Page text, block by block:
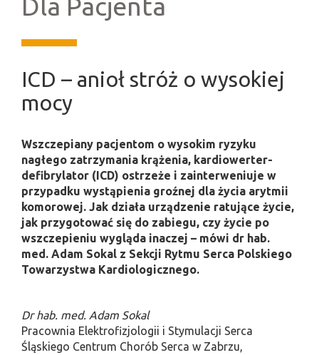
Dla Pacjenta
ICD – anioł stróż o wysokiej
mocy
Wszczepiany pacjentom o wysokim ryzyku
nagłego zatrzymania krążenia, kardiowerter-
defibrylator (ICD) ostrzeże i zainterweniuje w
przypadku wystąpienia groźnej dla życia arytmii
komorowej. Jak działa urządzenie ratujące życie,
jak przygotować się do zabiegu, czy życie po
wszczepieniu wygląda inaczej – mówi dr hab.
med. Adam Sokal z Sekcji Rytmu Serca Polskiego
Towarzystwa Kardiologicznego.
Dr hab. med. Adam Sokal
Pracownia Elektrofizjologii i Stymulacji Serca
Śląskiego Centrum Chorób Serca w Zabrzu,